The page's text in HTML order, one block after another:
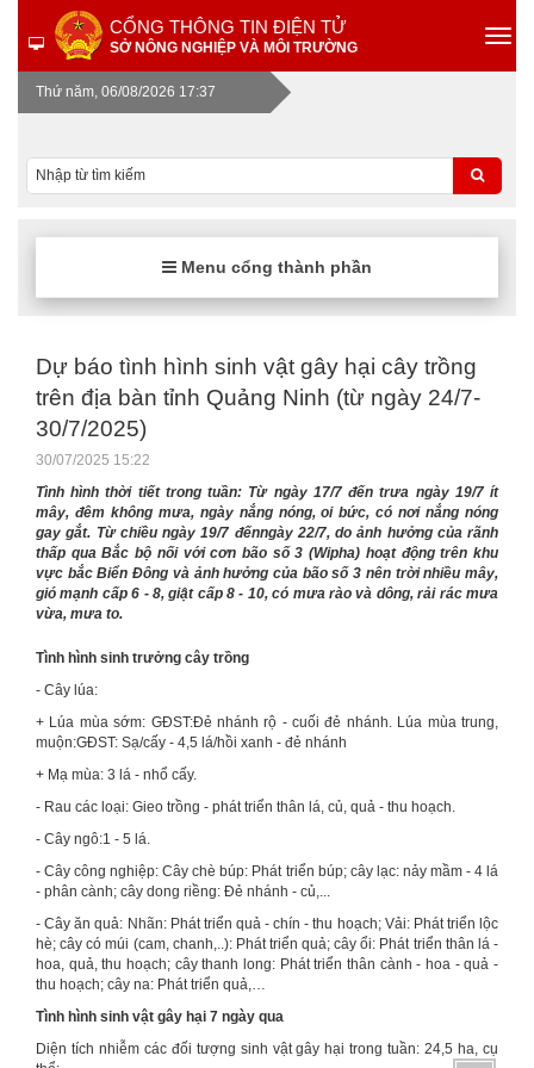
CỔNG THÔNG TIN ĐIỆN TỬ
SỞ NÔNG NGHIỆP VÀ MÔI TRƯỜNG
Thứ năm, 06/08/2026 17:37
Menu cổng thành phần
Dự báo tình hình sinh vật gây hại cây trồng
trên địa bàn tỉnh Quảng Ninh (từ ngày 24/7-
30/7/2025)
30/07/2025 15:22
Tình hình thời tiết trong tuần: Từ ngày 17/7 đến trưa ngày 19/7 ít
mây, đêm không mưa, ngày nắng nóng, oi bức, có nơi nắng nóng
gay gắt. Từ chiều ngày 19/7 đếnngày 22/7, do ảnh hưởng của rãnh
thấp qua Bắc bộ nối với cơn bão số 3 (Wipha) hoạt động trên khu
vực bắc Biển Đông và ảnh hưởng của bão số 3 nên trời nhiều mây,
gió mạnh cấp 6 - 8, giật cấp 8 - 10, có mưa rào và dông, rải rác mưa
vừa, mưa to.
Tình hình sinh trưởng cây trồng
- Cây lúa:
+ Lúa mùa sớm: GĐST:Đẻ nhánh rộ - cuối đẻ nhánh. Lúa mùa trung,
muộn:GĐST: Sạ/cấy - 4,5 lá/hồi xanh - đẻ nhánh
+ Mạ mùa: 3 lá - nhổ cấy.
- Rau các loại: Gieo trồng - phát triển thân lá, củ, quả - thu hoạch.
- Cây ngô:1 - 5 lá.
- Cây công nghiệp: Cây chè búp: Phát triển búp; cây lạc: nảy mầm - 4 lá
- phân cành; cây dong riềng: Đẻ nhánh - củ,...
- Cây ăn quả: Nhãn: Phát triển quả - chín - thu hoạch; Vải: Phát triển lộc
hè; cây có múi (cam, chanh,..): Phát triển quả; cây ổi: Phát triển thân lá -
hoa, quả, thu hoạch; cây thanh long: Phát triển thân cành - hoa - quả -
thu hoạch; cây na: Phát triển quả,…
Tình hình sinh vật gây hại 7 ngày qua
Diện tích nhiễm các đối tượng sinh vật gây hại trong tuần: 24,5 ha, cụ